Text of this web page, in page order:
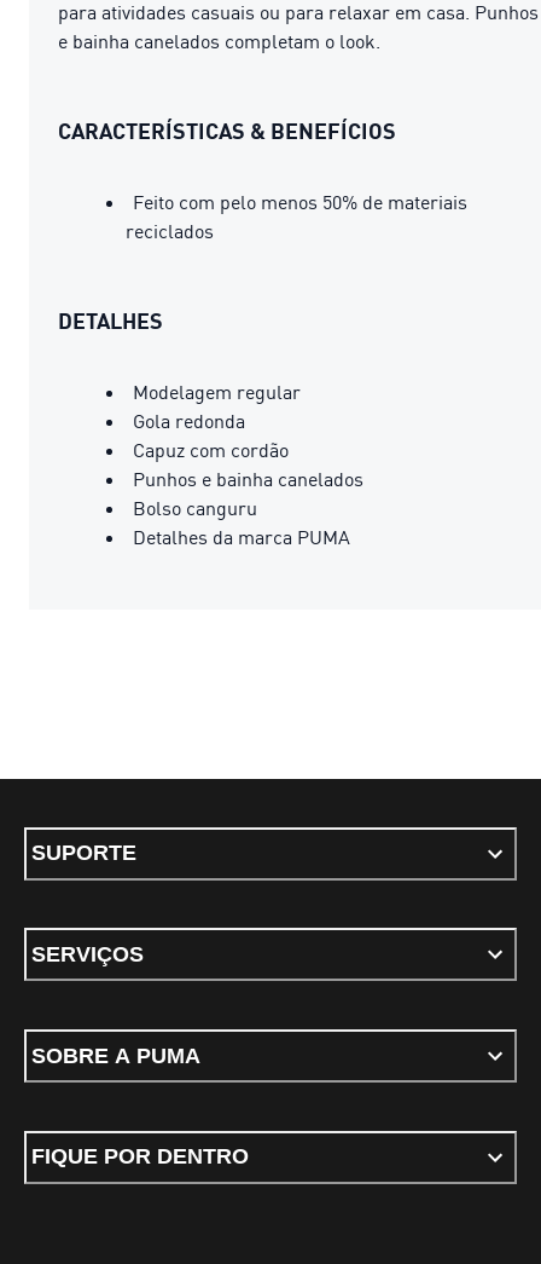
para atividades casuais ou para relaxar em casa. Punhos
e bainha canelados completam o look.
CARACTERÍSTICAS & BENEFÍCIOS
Feito com pelo menos 50% de materiais
reciclados
DETALHES
Modelagem regular
Gola redonda
Capuz com cordão
Punhos e bainha canelados
Bolso canguru
Detalhes da marca PUMA
SUPORTE
SERVIÇOS
SOBRE A PUMA
FIQUE POR DENTRO